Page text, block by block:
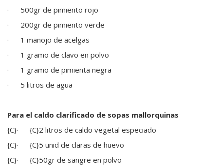
· 500gr de pimiento rojo
· 200gr de pimiento verde
· 1 manojo de acelgas
· 1 gramo de clavo en polvo
· 1 gramo de pimienta negra
· 5 litros de agua
Para el caldo clarificado de sopas mallorquinas
{C}· {C}2 litros de caldo vegetal especiado
{C}· {C}5 unid de claras de huevo
{C}· {C}50gr de sangre en polvo